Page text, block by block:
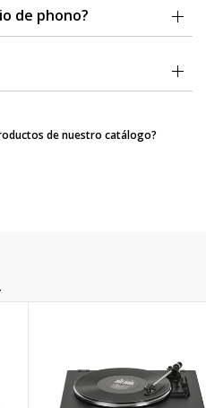
de phono?
de nuestro catálogo?